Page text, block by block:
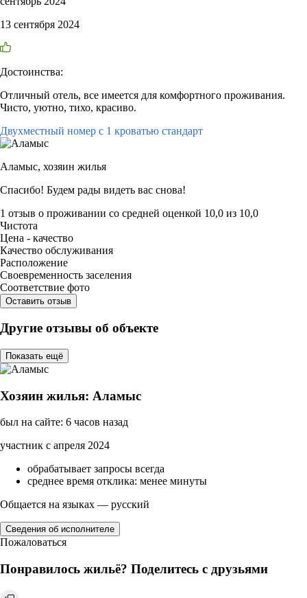
13 сентября 2024
Достоинства:
Отличный отель, все имеется для комфортного проживания.
Чисто, уютно, тихо, красиво.
Двухместный номер с 1 кроватью стандарт
Аламыс, хозяин жилья
Спасибо! Будем рады видеть вас снова!
1 отзыв о проживании со средней оценкой 10,0 из 10,0
Чистота
Цена - качество
Качество обслуживания
Расположение
Своевременность заселения
Соответствие фото
Оставить отзыв
Другие отзывы об объекте
Показать ещё
Хозяин жилья: Аламыс
был на сайте: 6 часов назад
участник с апреля 2024
обрабатывает запросы всегда
среднее время отклика: менее минуты
Общается на языках — русский
Сведения об исполнителе
Пожаловаться
Понравилось жильё? Поделитесь с друзьями